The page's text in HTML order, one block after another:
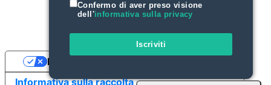
Confermo di aver preso visione
dell'informativa sulla privacy
Iscriviti
Informativa sulla raccolta
Le tue preferenze relative alla privacy